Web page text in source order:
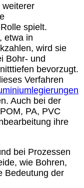
weiterer
spielt.
etwa in
wird sie
Bohr- und
bevorzugt.
Verfahren
Auch bei der
PA, PVC
ihre
bei Prozessen
wie Bohren,
Bedeutung der